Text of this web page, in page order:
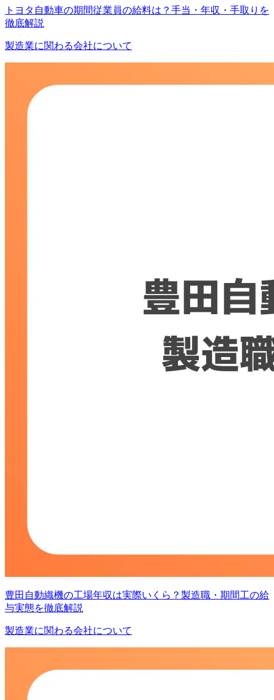
トヨタ自動車の期間従業員の給料は？手当・年収・手取りを
徹底解説
製造業に関わる会社について
豊田自動織機の工場年収は実際いくら？製造職・期間工の給
与実態を徹底解説
製造業に関わる会社について